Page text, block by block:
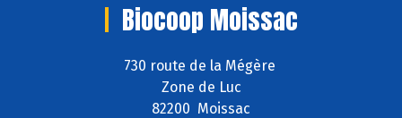
Biocoop Moissac
730 route de la Mégère
Zone de Luc
82200 Moissac